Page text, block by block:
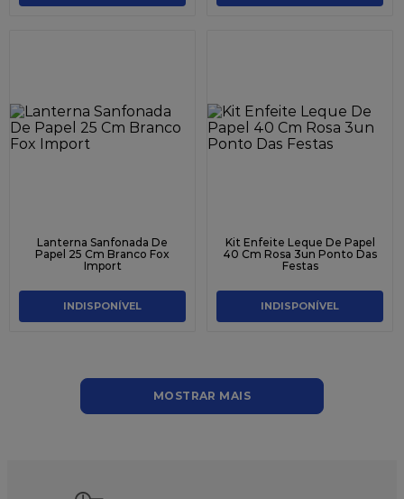
Lanterna Sanfonada De
Papel 25 Cm Branco Fox
Import
INDISPONÍVEL
Kit Enfeite Leque De Papel
40 Cm Rosa 3un Ponto Das
Festas
INDISPONÍVEL
MOSTRAR MAIS